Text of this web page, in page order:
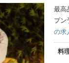
最高
プン
の求
料